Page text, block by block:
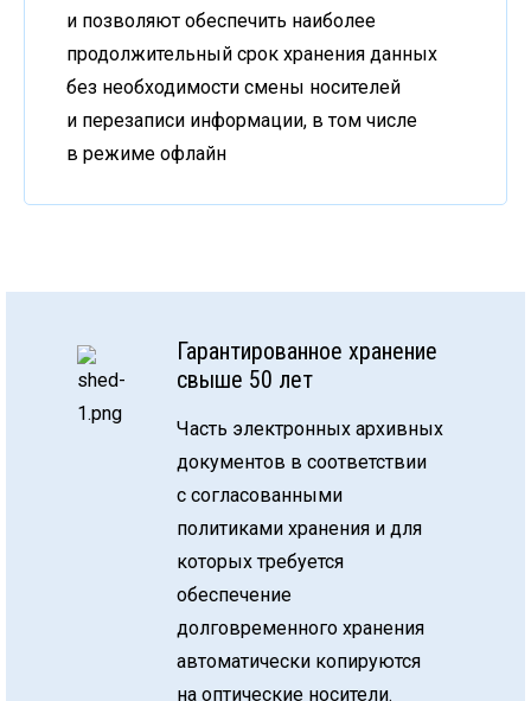
и позволяют обеспечить наиболее
продолжительный срок хранения данных
без необходимости смены носителей
и перезаписи информации, в том числе
в режиме офлайн
Гарантированное хранение
свыше 50 лет
Часть электронных архивных
документов в соответствии
с согласованными
политиками хранения и для
которых требуется
обеспечение
долговременного хранения
автоматически копируются
на оптические носители.